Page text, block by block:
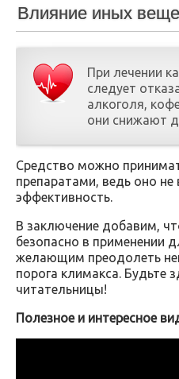
Влияние иных
При лечении
следует
алкоголя,
они снижают
Средство можно
препаратами, ведь оно не
эффективность.
В заключение добавим,
безопасно в применении
желающим преодолеть
порога климакса. Будьте
читательницы!
Полезное и интересное